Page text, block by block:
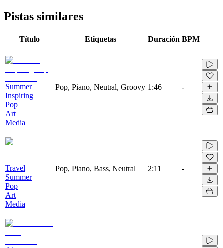
Pistas similares
Título Etiquetas Duración BPM
Summer
Inspiring
Pop
Art
Media
Pop, Piano, Neutral, Groovy 1:46 -
Travel
Summer
Pop
Art
Media
Pop, Piano, Bass, Neutral 2:11 -